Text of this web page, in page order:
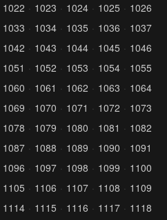
1022 1023 1024 1025
1026
1033 1034 1035 1036
1037
1042 1043 1044 1045
1046
1051 1052 1053 1054
1055
1060 1061 1062 1063
1064
1069 1070 1071 1072
1073
1078 1079 1080 1081
1082
1087 1088 1089 1090
1091
1096 1097 1098 1099
1100
1105 1106 1107 1108
1109
1114 1115 1116 1117
1118